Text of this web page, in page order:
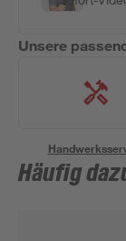
Unsere
Häufig